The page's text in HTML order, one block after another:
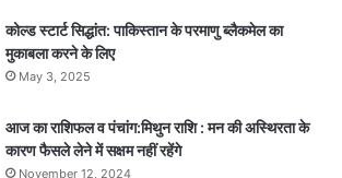
कोल्ड स्टार्ट सिद्धांत: पाकिस्तान के परमाणु ब्लैकमेल का
मुकाबला करने के लिए
May 3, 2025
आज का राशिफल व पंचांग:मिथुन राशि : मन की अस्थिरता के
कारण फैसले लेने में सक्षम नहीं रहेंगे
November 12, 2024